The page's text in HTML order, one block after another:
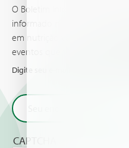
O Boletim Informativo da
informado nos conhecimentos
em nutrição vegetal, E traz as
eventos que você e sua
Digite seu e-mail e receba as
CAPTCHA